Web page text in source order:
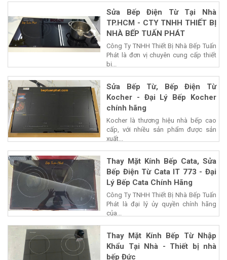
Sửa Bếp Điện Từ Tại Nhà
TP.HCM - CTY TNHH THIẾT BỊ
NHÀ BẾP TUẤN PHÁT
Công Ty TNHH Thiết Bị Nhà Bếp Tuấn
Phát là đơn vị chuyên cung cấp thiết
bị...
Sửa Bếp Từ, Bếp Điện Từ
Kocher - Đại Lý Bếp Kocher
chính hãng
Kocher là thương hiệu nhà bếp cao
cấp, với nhiều sản phẩm được sản
xuất...
Thay Mặt Kính Bếp Cata, Sửa
Bếp Điện Từ Cata IT 773 - Đại
Lý Bếp Cata Chính Hãng
Công Ty TNHH Thiết Bị Nhà Bếp Tuấn
Phát là đại lý ủy quyền chính hãng
của...
Thay Mặt Kính Bếp Từ Nhập
Khẩu Tại Nhà - Thiết bị nhà
bếp Đức